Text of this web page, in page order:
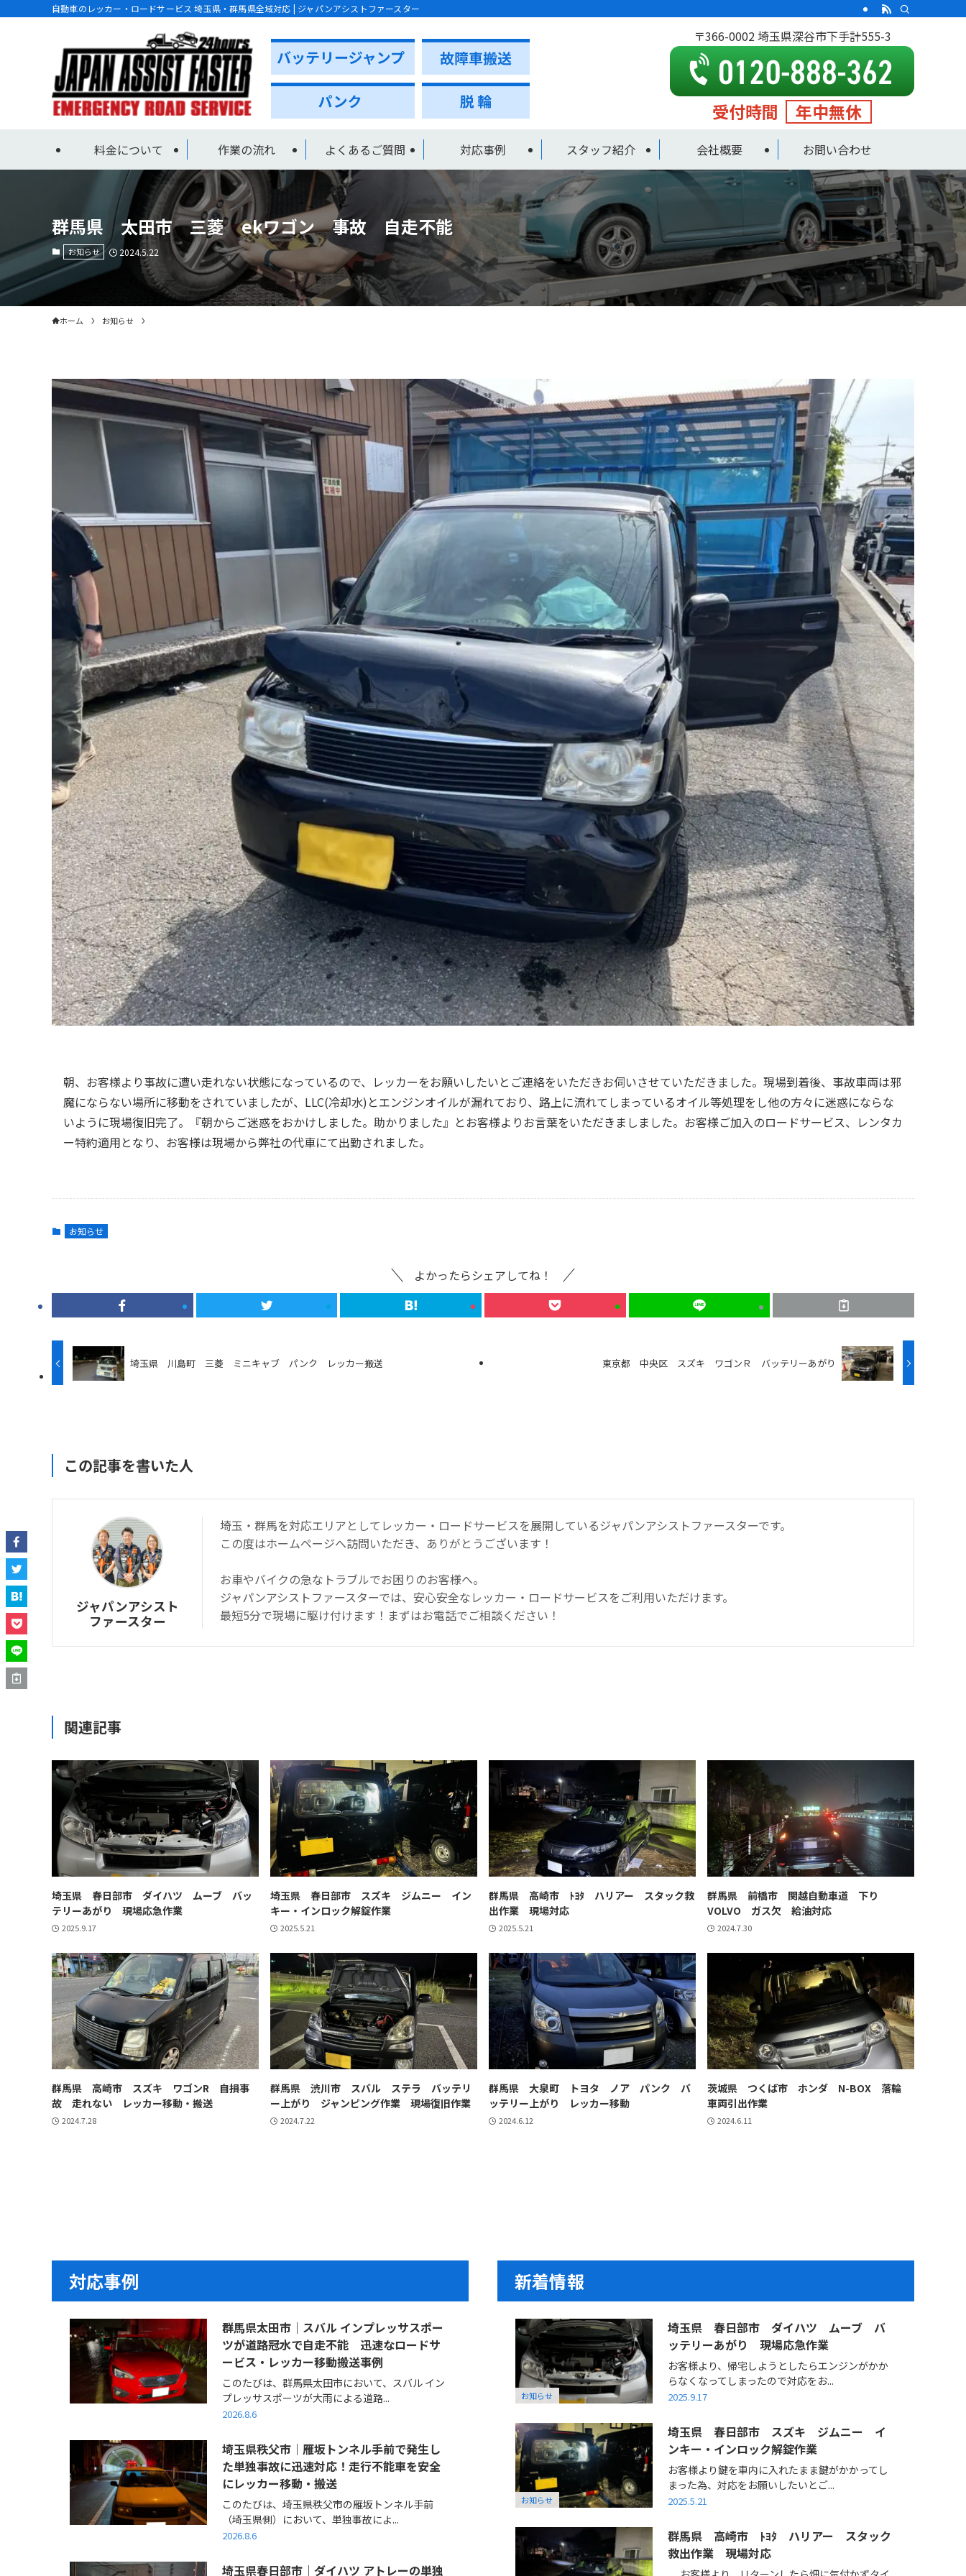
自動車のレッカー・ロードサービス 埼玉県・群馬県全域対応 | ジャパンアシストファースター
料金について 作業の流れ よくあるご質問 対応事例 スタッフ紹介 会社概要 お問い合わせ
〒366-0002 埼玉県深谷市下手計555-3
受付時間 年中無休
群馬県 太田市 三菱 ekワゴン 事故 自走不能
お知らせ 2024.5.22
ホーム お知らせ
朝、お客様より事故に遭い走れない状態になっているので、レッカーをお願いしたいとご連絡をいただきお伺いさせていただきました。現場到着後、事故車両は邪
魔にならない場所に移動をされていましたが、LLC(冷却水)とエンジンオイルが漏れており、路上に流れてしまっているオイル等処理をし他の方々に迷惑にならな
いように現場復旧完了。『朝からご迷惑をおかけしました。助かりました』とお客様よりお言葉をいただきましました。お客様ご加入のロードサービス、レンタカ
ー特約適用となり、お客様は現場から弊社の代車にて出勤されました。
お知らせ
よかったらシェアしてね！
埼玉県 川島町 三菱 ミニキャブ パンク レッカー搬送 東京都 中央区 スズキ ワゴンＲ バッテリーあがり
この記事を書いた人
ジャパンアシスト
ファースター
埼玉・群馬を対応エリアとしてレッカー・ロードサービスを展開しているジャパンアシストファースターです。
この度はホームページへ訪問いただき、ありがとうございます！
お車やバイクの急なトラブルでお困りのお客様へ。
ジャパンアシストファースターでは、安心安全なレッカー・ロードサービスをご利用いただけます。
最短5分で現場に駆け付けます！まずはお電話でご相談ください！
関連記事
埼玉県 春日部市 ダイハツ ムーブ バッ
テリーあがり 現場応急作業
2025.9.17
埼玉県 春日部市 スズキ ジムニー イン
キー・インロック解錠作業
2025.5.21
群馬県 高崎市 ﾄﾖﾀ ハリアー スタック救
出作業 現場対応
2025.5.21
群馬県 前橋市 関越自動車道 下り
VOLVO ガス欠 給油対応
2024.7.30
群馬県 高崎市 スズキ ワゴンR 自損事
故 走れない レッカー移動・搬送
2024.7.28
群馬県 渋川市 スバル ステラ バッテリ
ー上がり ジャンピング作業 現場復旧作業
2024.7.22
群馬県 大泉町 トヨタ ノア パンク バ
ッテリー上がり レッカー移動
2024.6.12
茨城県 つくば市 ホンダ N-BOX 落輪
車両引出作業
2024.6.11
対応事例
群馬県太田市｜スバル インプレッサスポー
ツが道路冠水で自走不能 迅速なロードサ
ービス・レッカー移動搬送事例
このたびは、群馬県太田市において、スバル イン
プレッサスポーツが大雨による道路...
2026.8.6
埼玉県秩父市｜雁坂トンネル手前で発生し
た単独事故に迅速対応！走行不能車を安全
にレッカー移動・搬送
このたびは、埼玉県秩父市の雁坂トンネル手前
（埼玉県側）において、単独事故によ...
2026.8.6
埼玉県春日部市｜ダイハツ アトレーの単独
新着情報
お知らせ
埼玉県 春日部市 ダイハツ ムーブ バ
ッテリーあがり 現場応急作業
お客様より、帰宅しようとしたらエンジンがかか
らなくなってしまったので対応をお...
2025.9.17
お知らせ
埼玉県 春日部市 スズキ ジムニー イ
ンキー・インロック解錠作業
お客様より鍵を車内に入れたまま鍵がかかってし
まった為、対応をお願いしたいとご...
2025.5.21
群馬県 高崎市 ﾄﾖﾀ ハリアー スタック
救出作業 現場対応